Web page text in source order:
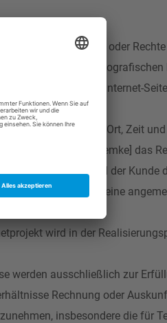
die guten Sitten oder
Präsenz keine pornografischen
Präsentation von Internet-
insbesondere Ort, Zeit
Kunden erhält [id-zemke] das
werden, wird der Kunde
wird diese durch eine
wird in der
werden ausschließlich zur
Rechnung oder
insbesondere die für